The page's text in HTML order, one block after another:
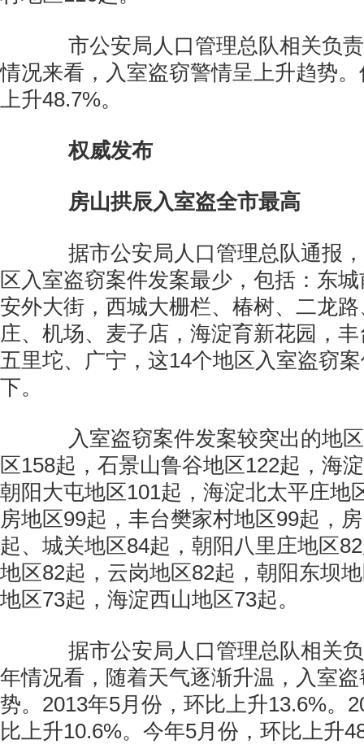
市公安局人口管理总队相关负责
情况来看，入室盗窃警情呈上升趋势
上升48.7%。
权威发布
房山拱辰入室盗全市最高
据市公安局人口管理总队通报，
区入室盗窃案件发案最少，包括：东
安外大街，西城大栅栏、椿树、二龙
庄、机场、麦子店，海淀育新花园，
五里坨、广宁，这14个地区入室盗窃
下。
入室盗窃案件发案较突出的地区
区158起，石景山鲁谷地区122起，海
朝阳大屯地区101起，海淀北太平庄地
房地区99起，丰台樊家村地区99起，
起、城关地区84起，朝阳八里庄地区
地区82起，云岗地区82起，朝阳东坝
地区73起，海淀西山地区73起。
据市公安局人口管理总队相关负
年情况看，随着天气逐渐升温，入室
势。2013年5月份，环比上升13.6%。
比上升10.6%。今年5月份，环比上升